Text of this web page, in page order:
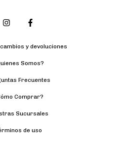
y devoluciones
Somos?
Frecuentes
Comprar?
Sucursales
de uso